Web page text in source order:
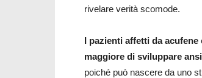
rivelare verità scomode.
I pazienti affetti da
maggiore di sviluppare
poiché può nascere da uno